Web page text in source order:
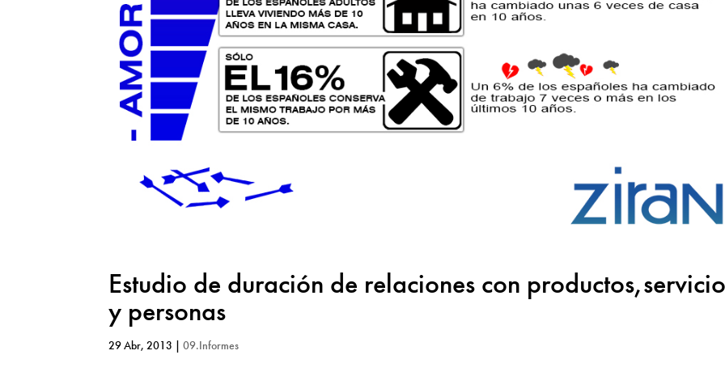
Estudio de duración de relaciones con
y personas
29 Abr, 2013 |09.Informes